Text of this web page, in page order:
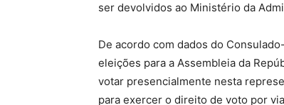
ser devolvidos ao Ministério da
De acordo com dados do
eleições para a Assembleia da
votar presencialmente nesta
para exercer o direito de voto por